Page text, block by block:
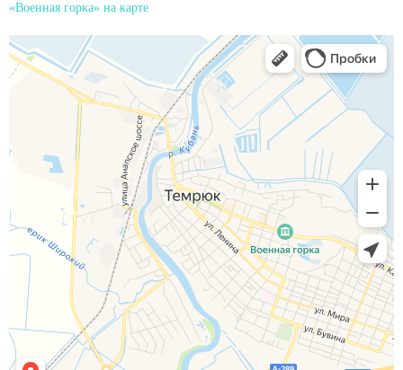
«Военная горка» на карте